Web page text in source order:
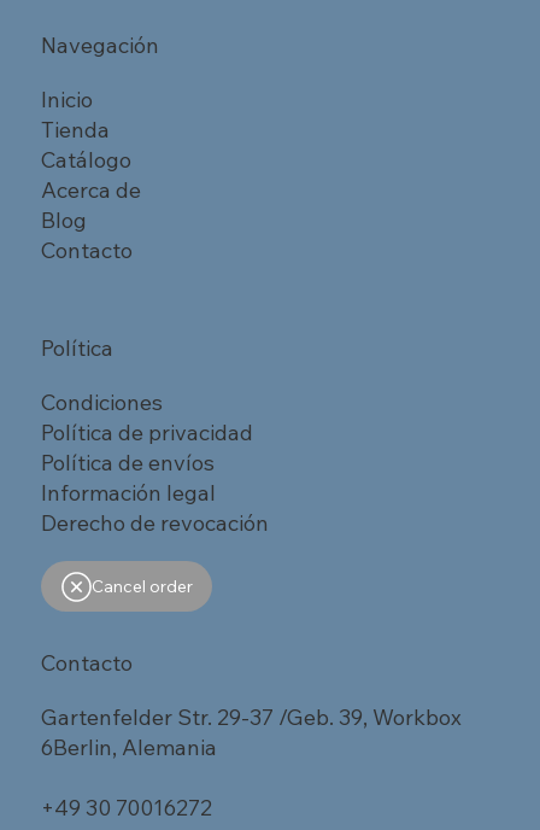
Navegación
Inicio
Tienda
Catálogo
Acerca de
Blog
Contacto
Política
Condiciones
Política de privacidad
Política de envíos
Información legal
Derecho de revocación
Cancel order
Contacto
Gartenfelder Str. 29-37 /Geb. 39, Workbox
6Berlin, Alemania
+49 30 70016272